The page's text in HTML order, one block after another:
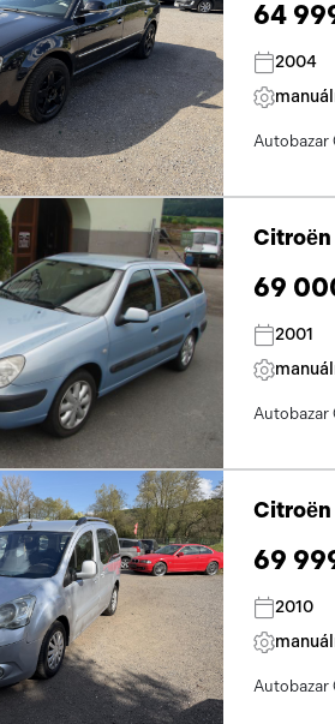
64
2004
Autobazar
Citroën
69
2001
Autobazar
Citroën
69
2010
Autobazar